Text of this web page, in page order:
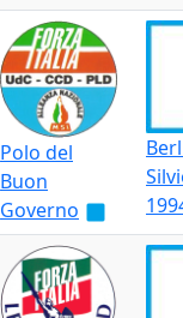
Polo del
Buon
Governo